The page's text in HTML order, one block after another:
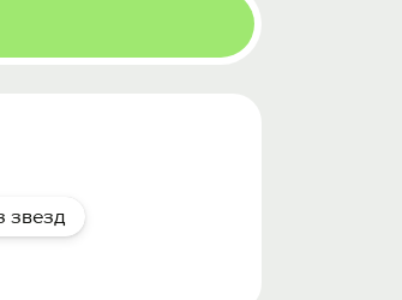
звезд